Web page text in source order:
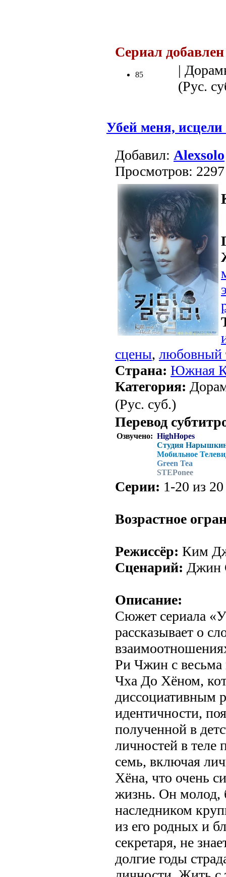
Сериал
85
|
(Рус.
Убей меня,
Добавил: Alexsolo
Просмотров: 2297
сцены, любовный
Страна: Южная
Категория:
(Рус. суб.)
Перевод
Озвучено: HighHopes
Студия
Мобильное
Green Tea
STEPonee
Серии: 1-20 из
Возрастное
Режиссёр: Ким
Сценарий: Джин
Описание:
Сюжет сериала
рассказывает о
Ри Чжин с
Чха До Хёном,
диссоциативным
идентичности,
полученной в
личностей в теле
семь, включая
Хёна, что очень
жизнь. Он молод,
наследником
из его родных и
секретаря, не
долгие годы